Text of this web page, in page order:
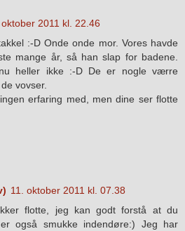
2011 kl. 22.46
:-D Onde onde mor. Vores havde
mange år, så han slap for badene.
heller ikke :-D De er nogle værre
vovser.
erfaring med, men dine ser flotte
11. oktober 2011 kl. 07.38
flotte, jeg kan godt forstå at du
også smukke indendøre:) Jeg har